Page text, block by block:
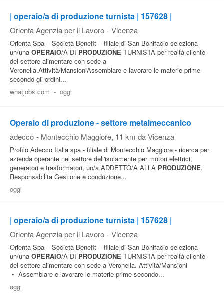
Area
Aziende
| operaio/a di produzione turnista | 157628 |
Orienta Agenzia per il Lavoro - Vicenza
Orienta Spa – Società Benefit – filiale di San Bonifacio seleziona
un/una OPERAIO/A DI PRODUZIONE TURNISTA per realtà cliente
del settore alimentare con sede a
Veronella.Attività/MansioniAssemblare e lavorare le materie prime
secondo gli ordini...
whatjobs.com - oggi
Operaio di produzione - settore metalmeccanico
adecco - Montecchio Maggiore, 11 km da Vicenza
Profilo Adecco Italia spa - filiale di Montecchio Maggiore - ricerca per
azienda operante nel settore dell'isolamente per motori elettrici,
generatori e trasformatori, un/a ADDETTO/A ALLA PRODUZIONE.
Responsabilita Gestione e conduzione...
oggi
| operaio/a di produzione turnista | 157628 |
Orienta Agenzia per il Lavoro - Vicenza
Orienta Spa – Società Benefit – filiale di San Bonifacio seleziona
un/una OPERAIO/A DI PRODUZIONE TURNISTA per realtà cliente
del settore alimentare con sede a Veronella. Attività/Mansioni
• Assemblare e lavorare le materie prime secondo...
oggi